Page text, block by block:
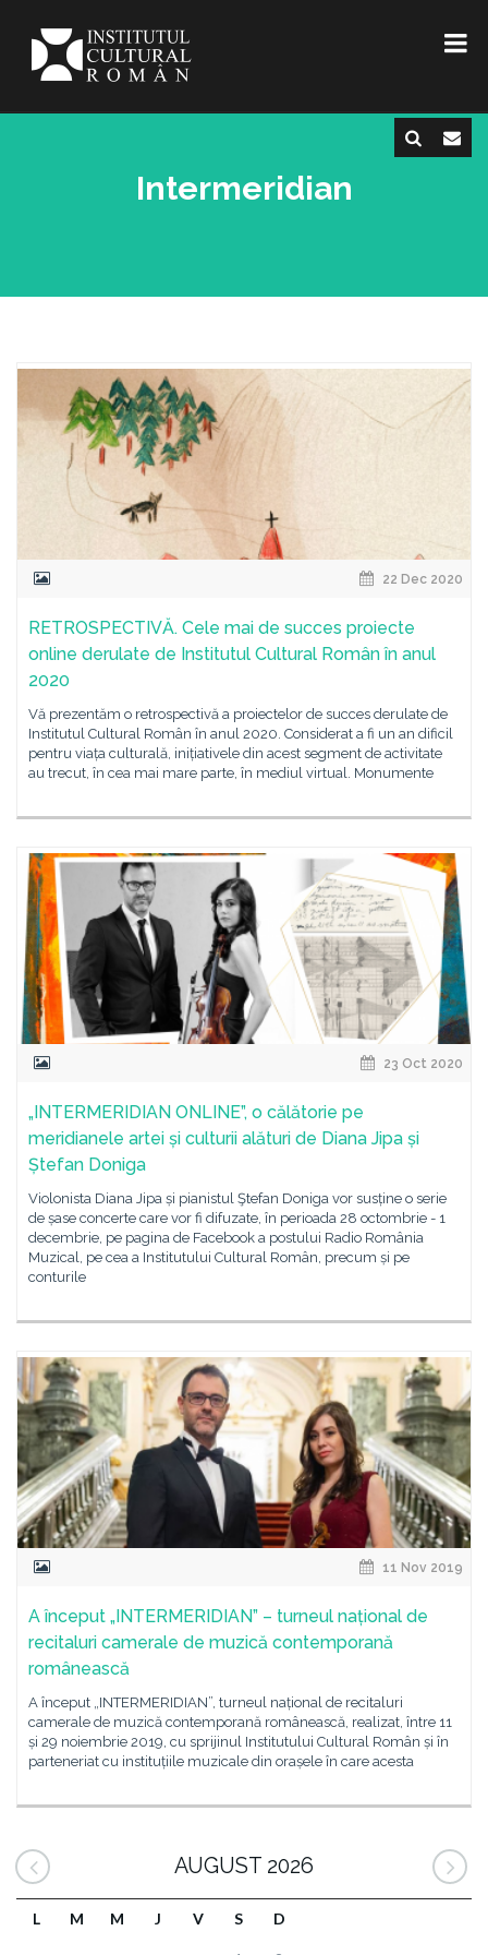
Intermeridian
22 Dec 2020
RETROSPECTIVĂ. Cele mai de succes proiecte
online derulate de Institutul Cultural Român în anul
2020
Vă prezentăm o retrospectivă a proiectelor de succes derulate de
Institutul Cultural Român în anul 2020. Considerat a fi un an dificil
pentru viața culturală, inițiativele din acest segment de activitate
au trecut, în cea mai mare parte, în mediul virtual. Monumente
23 Oct 2020
„INTERMERIDIAN ONLINE”, o călătorie pe
meridianele artei și culturii alături de Diana Jipa și
Ștefan Doniga
Violonista Diana Jipa și pianistul Ştefan Doniga vor susține o serie
de șase concerte care vor fi difuzate, în perioada 28 octombrie - 1
decembrie, pe pagina de Facebook a postului Radio România
Muzical, pe cea a Institutului Cultural Român, precum și pe
conturile
11 Nov 2019
A început „INTERMERIDIAN” – turneul național de
recitaluri camerale de muzică contemporană
românească
A început „INTERMERIDIAN”, turneul național de recitaluri
camerale de muzică contemporană românească, realizat, între 11
și 29 noiembrie 2019, cu sprijinul Institutului Cultural Român și în
parteneriat cu instituțiile muzicale din orașele în care acesta
AUGUST 2026
L M M J V S D